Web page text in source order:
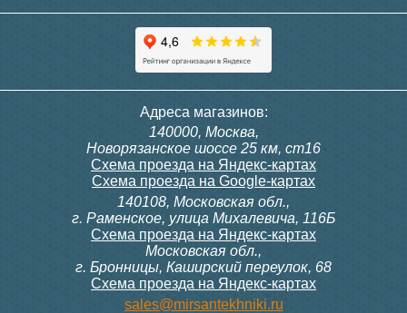
радиатор способен выдержать. Оно должно
настолько высокое, чтобы смогло с запасом
перекрыть давление в системе отопления.
городских многоэтажках наивысшим
значением является16 атм, в малоэтажных
панельных домах - 8 атм, а в частных домах -
3 атм. Рабочее давление может быть разным
в зависимости от материала радиатора.
Стальные радиаторы имеют около 6 – 10 атм,
чугунные — самое большее 15 атм,
алюминиевые — 16 атм, биметаллические —
до 35 атм.
Опрессовочное давление. Опрессовочным
давлением называется максимальное
значение, которое радиатор
выдержать в течениикороткого промежутка
времени, например, в течении времени когда
проверяют систему отопления. Оно может
Адреса магазинов:
140000, Москва,
Новорязанское шоссе 25 км, ст16
Схема проезда на Яндекс-картах
Схема проезда на Google-картах
140108, Московская обл.,
г. Раменское, улица Михалевича, 116Б
Схема проезда на Яндекс-картах
Московская обл.,
г. Бронницы, Каширский переулок, 68
Схема проезда на Яндекс-картах
sales@mirsantekhniki.ru